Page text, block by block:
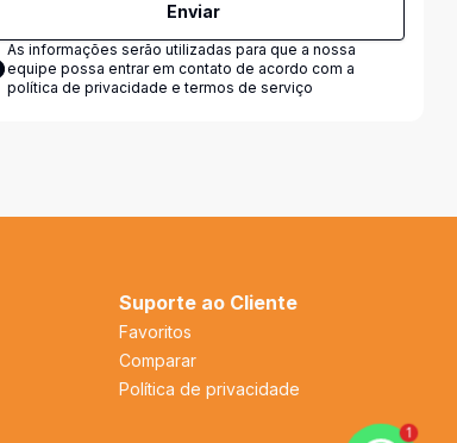
Enviar
As informações serão utilizadas para que a nossa
equipe possa entrar em contato de acordo com a
política de privacidade e termos de serviço
Suporte ao Cliente
Favoritos
Comparar
Política de privacidade
1